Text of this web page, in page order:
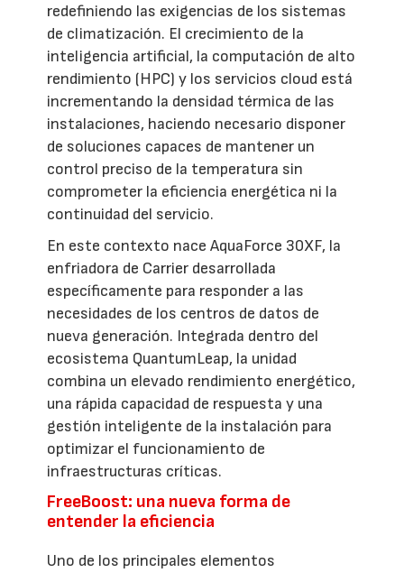
redefiniendo las exigencias de los sistemas
de climatización. El crecimiento de la
inteligencia artificial, la computación de alto
rendimiento (HPC) y los servicios cloud está
incrementando la densidad térmica de las
instalaciones, haciendo necesario disponer
de soluciones capaces de mantener un
control preciso de la temperatura sin
comprometer la eficiencia energética ni la
continuidad del servicio.
En este contexto nace AquaForce 30XF, la
enfriadora de Carrier desarrollada
específicamente para responder a las
necesidades de los centros de datos de
nueva generación. Integrada dentro del
ecosistema QuantumLeap, la unidad
combina un elevado rendimiento energético,
una rápida capacidad de respuesta y una
gestión inteligente de la instalación para
optimizar el funcionamiento de
infraestructuras críticas.
FreeBoost: una nueva forma de
entender la eficiencia
Uno de los principales elementos